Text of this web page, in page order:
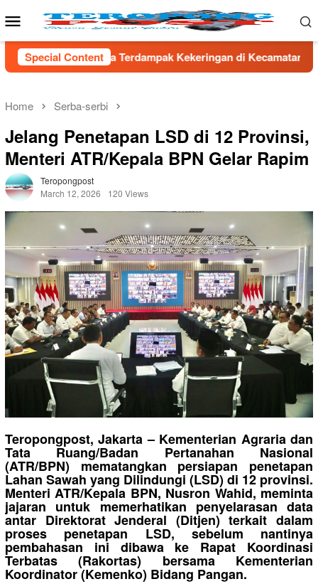
to
Mobile
Menu
Special Content
Kekeringan di Kecamatan Kronjo Sambut HUT RI
Home Serba-serbi
Jelang Penetapan LSD di 12 Provinsi,
Menteri ATR/Kepala BPN Gelar Rapim
Teropongpost
March 12, 2026
120 Views
‎Teropongpost, Jakarta – Kementerian Agraria dan
Tata Ruang/Badan Pertanahan Nasional
(ATR/BPN) mematangkan persiapan penetapan
Lahan Sawah yang Dilindungi (LSD) di 12 provinsi.
Menteri ATR/Kepala BPN, Nusron Wahid, meminta
jajaran untuk memerhatikan penyelarasan data
antar Direktorat Jenderal (Ditjen) terkait dalam
proses penetapan LSD, sebelum nantinya
pembahasan ini dibawa ke Rapat Koordinasi
Terbatas (Rakortas) bersama Kementerian
Koordinator (Kemenko) Bidang Pangan.